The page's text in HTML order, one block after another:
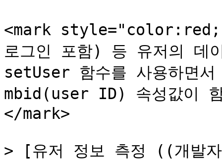
<mark
로그인 포함) 등 유저의 데
setUser 함수를 사용하면
mbid(user ID) 속성값이
</mark>
> [유저 정보 측정 ((개발